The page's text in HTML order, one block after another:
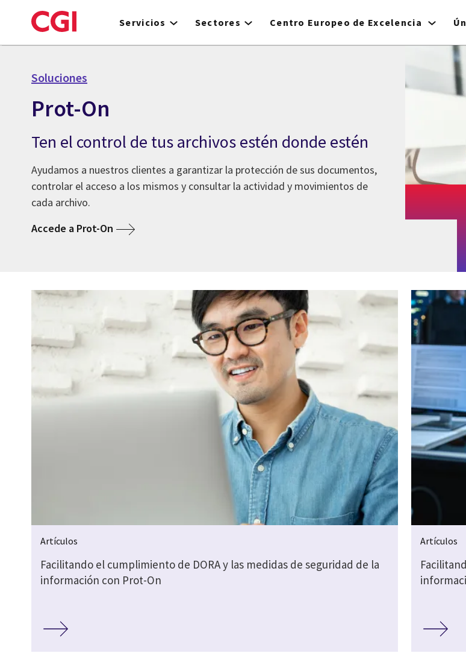
to
Servicios Sectores Centro Europeo de Excelencia
Soluciones
Prot-On
Ten el control de tus archivos estén donde estén
Ayudamos a nuestros clientes a garantizar la protección de sus documentos,
controlar el acceso a los mismos y consultar la actividad y movimientos de
cada archivo.
Accede a Prot-On
Artículos
Facilitando el cumplimiento de DORA y las medidas de seguridad de la
información con Prot-On
Artículos